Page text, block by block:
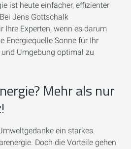
ist heute einfacher, effizienter
Jens Gottschalk
Ihre Experten, wenn es darum
Energiequelle Sonne für Ihr
Umgebung optimal zu
Mehr als nur
ein starkes
Doch die Vorteile gehen